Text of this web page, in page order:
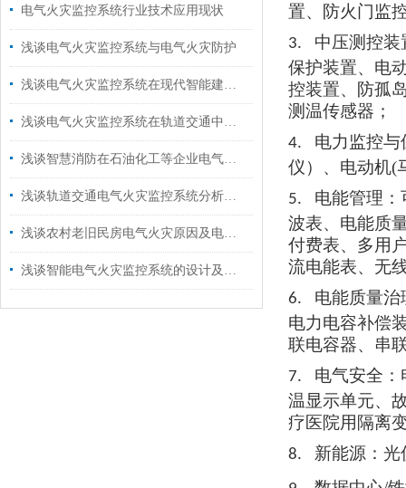
电气火灾监控系统行业技术应用现状
浅谈电气火灾监控系统与电气火灾防护
浅谈电气火灾监控系统在现代智能建筑中的研究与应用
浅谈电气火灾监控系统在轨道交通中的应用措施
浅谈智慧消防在石油化工等企业电气火灾监控系统中的应用
浅谈轨道交通电气火灾监控系统分析措施
浅谈农村老旧民房电气火灾原因及电气火灾监控系统选型
浅谈智能电气火灾监控系统的设计及应用
置、防火门监
3.
中压测控
保护装置、电
控装置、防孤
测温传感器 ；
4.
电力监控
仪）、电动机(
5.
电能管理
波表、电能质
付费表、多用
流电能表、无
6.
电能质量
电力电容补偿
联电容器、串
7.
电气安全
温显示单元、
疗医院用隔离
8. 新能源：